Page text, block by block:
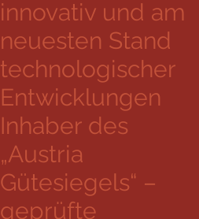
innovativ und am
neuesten Stand
technologischer
Entwicklungen
Inhaber des
„Austria
Gütesiegels“ –
geprüfte